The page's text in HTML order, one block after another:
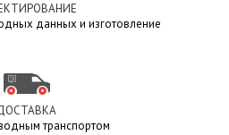
данных и изготовление
транспортом